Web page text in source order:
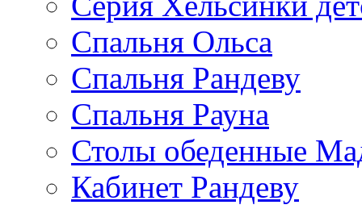
Спальня Ольса
Спальня Рандеву
Спальня Рауна
Столы обеденные
Кабинет Рандеву